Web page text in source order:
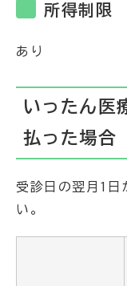
所得制限
あり
いったん医
払った場合
受診日の翌月1日
い。